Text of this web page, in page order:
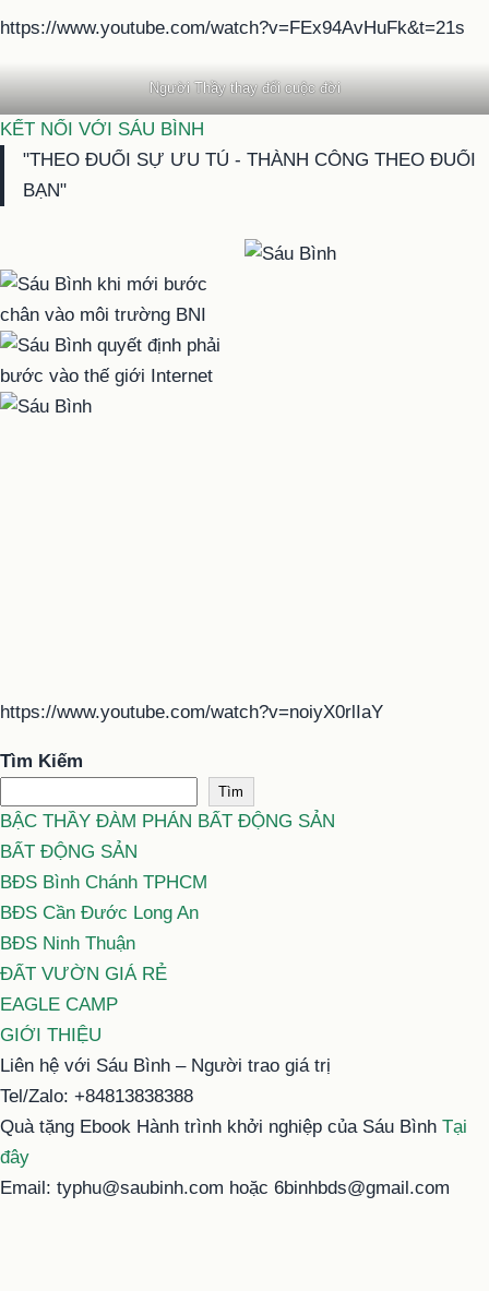
https://www.youtube.com/watch?v=FEx94AvHuFk&t=21s
Người Thầy thay đổi cuộc đời
KẾT NỐI VỚI SÁU BÌNH
"THEO ĐUỔI SỰ ƯU TÚ - THÀNH CÔNG THEO ĐUỔI
BẠN"
https://www.youtube.com/watch?v=noiyX0rlIaY
Tìm Kiếm
Tìm
BẬC THẦY ĐÀM PHÁN BẤT ĐỘNG SẢN
BẤT ĐỘNG SẢN
BĐS Bình Chánh TPHCM
BĐS Cần Đước Long An
BĐS Ninh Thuận
ĐẤT VƯỜN GIÁ RẺ
EAGLE CAMP
GIỚI THIỆU
Liên hệ với Sáu Bình – Người trao giá trị
Tel/Zalo: +84813838388
Quà tặng Ebook Hành trình khởi nghiệp của Sáu Bình Tại
đây
Email: typhu@saubinh.com hoặc 6binhbds@gmail.com